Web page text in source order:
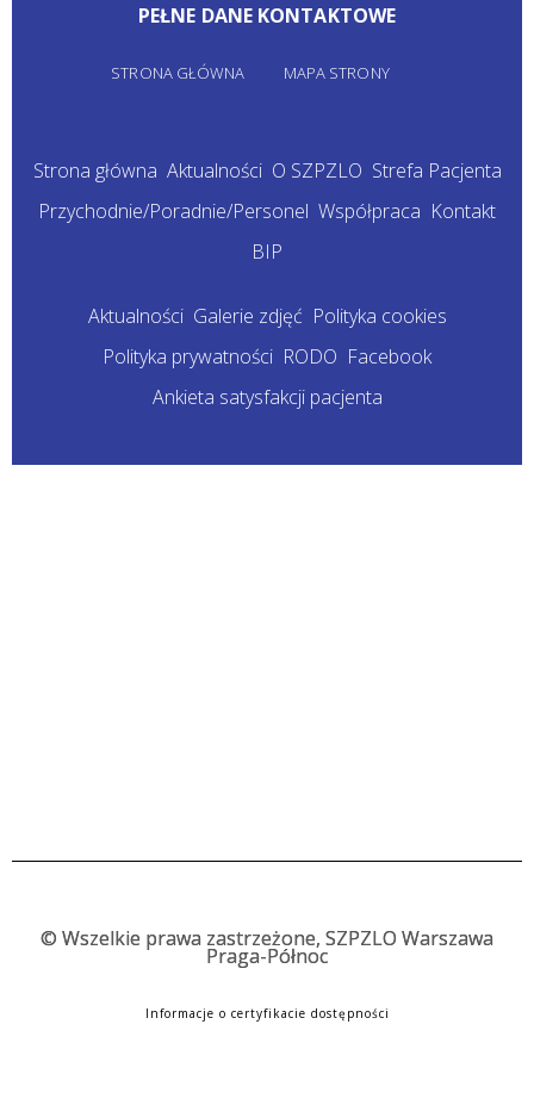
PEŁNE DANE KONTAKTOWE
STRONA GŁÓWNA MAPA STRONY
Strona główna Aktualności O SZPZLO Strefa Pacjenta
Przychodnie/Poradnie/Personel Współpraca Kontakt
BIP
Aktualności Galerie zdjęć Polityka cookies
Polityka prywatności RODO Facebook
Ankieta satysfakcji pacjenta
© Wszelkie prawa zastrzeżone, SZPZLO Warszawa
Praga-Północ
Informacje o certyfikacie dostępności